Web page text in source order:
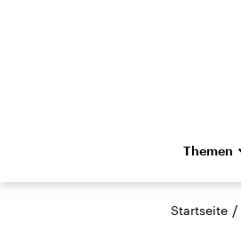
Themen
Die
Hörspiel
Startseite /